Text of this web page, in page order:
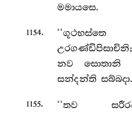
මමායසෙ.
1154.
උරගණ්ඩිපිසාචිනි;
නව සොතානි
සන්දන්ති සබ්බදා.
1155.
‘‘තව